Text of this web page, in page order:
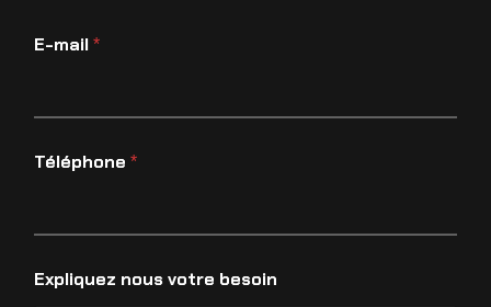
E-mail *
Téléphone *
Expliquez nous votre besoin